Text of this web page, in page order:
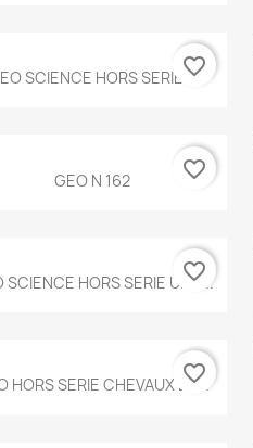
Aperçu rapide
SCIENCE HORS SERIE...
favorite_border
Aperçu rapide
GEO N 162 favorite_border
Aperçu rapide
SCIENCE HORS SERIE UNE...
favorite_border
Aperçu rapide
HORS SERIE CHEVAUX ET...
favorite_border